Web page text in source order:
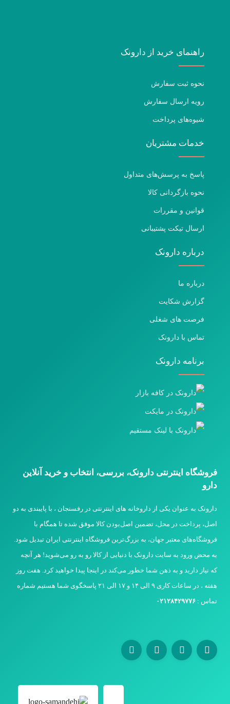
راهنمای خرید از دارونک
نحوه ثبت سفارش
رویه ارسال سفارش
شیوه‌های پرداخت
خدمات مشتریان
پاسخ به پرسش‌های متداول
نحوه بازگردانی کالا
قوانین و مقررات
ارسال تیکت پشتیبانی
درباره دارونک
درباره ما
گزارش شکایت
فرصت های شغلی
تماس با دارونک
برنامه دارونک
فروشگاه اینترنتی دارونک، بررسی، انتخاب و خرید آنلاین
دارو
دارونک به عنوان یکی از داروخانه های اینترنتی در رفسنجان ، با پایبندی به دو
اصل، پرداخت در محل، تضمین اصل‌بودن کالا موفق شده تا همگام با
فروشگاه‌های معتبر جهان، به بزرگ‌ترین فروشگاه اینترنتی ایران تبدیل شود.
به محض ورود به سایت دارونک با دنیایی از کالا رو به رو می‌شوید! هر آنچه
که نیاز دارید و به ذهن شما خطور می‌کند در اینجا پیدا خواهید کرد. هفت روز
هفته ، در ساعات کاری ۹ الی ۱۴ و ۱۷ الی ۲۱ پاسخگوی شما هستیم شماره
تماس : ۰۲۱۲۸۴۲۹۷۷۶